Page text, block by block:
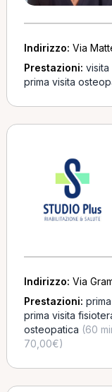
Indirizzo: Via
Prestazioni:
prima visita
Indirizzo: Via
Prestazioni:
prima visita
osteopatica (60
70,00€)